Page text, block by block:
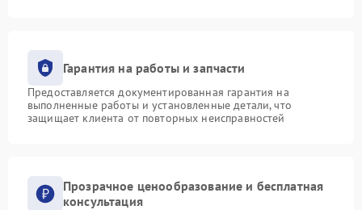
Гарантия на работы и запчасти
Предоставляется документированная гарантия на
выполненные работы и установленные детали, что
защищает клиента от повторных неисправностей
Прозрачное ценообразование и бесплатная
консультация